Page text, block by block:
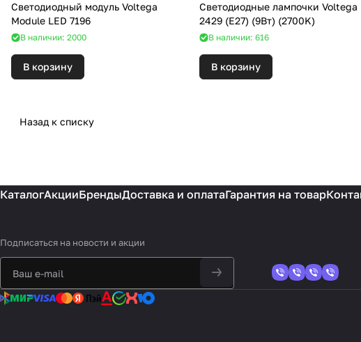
Светодиодный модуль Voltega
Module LED 7196
В наличии: 2000
В корзину
Светодиодные лампочки Voltega
2429 (E27) (9Вт) (2700K)
В наличии: 616
В корзину
Назад к списку
КаталогАкцииБрендыДоставка и оплатаГарантия на товар
Подписаться на новости и акции